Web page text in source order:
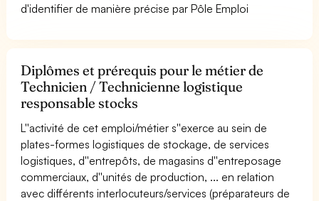
d'identifier de manière précise par Pôle Emploi
Diplômes et prérequis pour le métier de
Technicien / Technicienne logistique
responsable stocks
L''activité de cet emploi/métier s''exerce au sein de
plates-formes logistiques de stockage, de services
logistiques, d''entrepôts, de magasins d''entreposage
commerciaux, d''unités de production, ... en relation
avec différents interlocuteurs/services (préparateurs de